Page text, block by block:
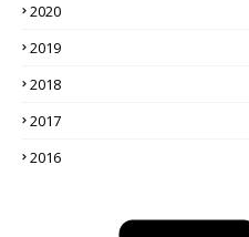
2020
2019
2018
2017
2016